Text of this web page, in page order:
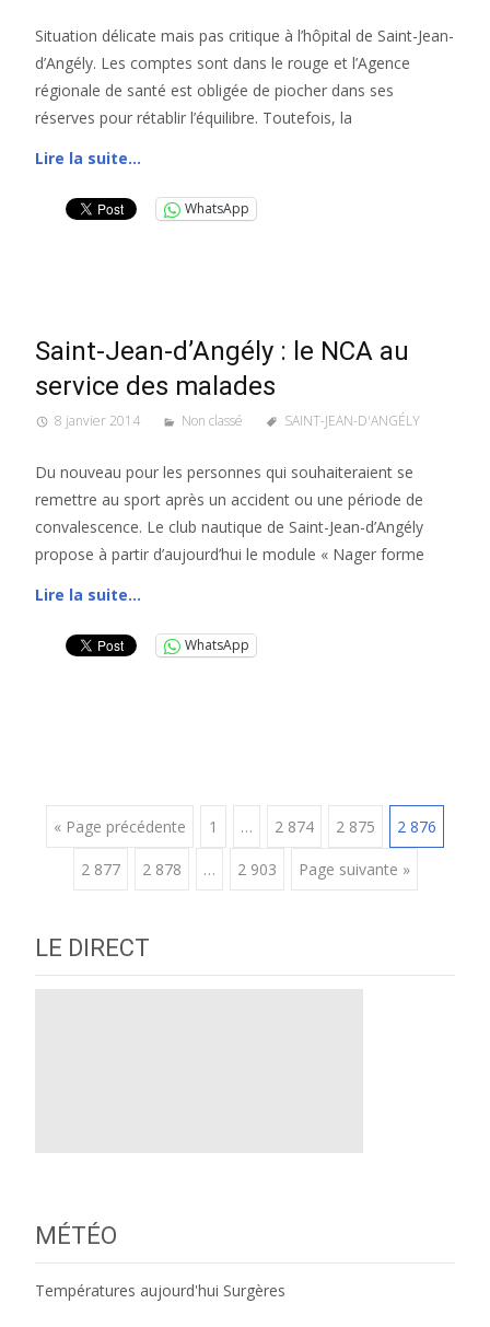
Situation délicate mais pas critique à l’hôpital de Saint-Jean-
d’Angély. Les comptes sont dans le rouge et l’Agence
régionale de santé est obligée de piocher dans ses
réserves pour rétablir l’équilibre. Toutefois, la
Lire la suite…
WhatsApp
Saint-Jean-d’Angély : le NCA au
service des malades
8 janvier 2014 Non classé SAINT-JEAN-D'ANGÉLY
Du nouveau pour les personnes qui souhaiteraient se
remettre au sport après un accident ou une période de
convalescence. Le club nautique de Saint-Jean-d’Angély
propose à partir d’aujourd’hui le module « Nager forme
Lire la suite…
WhatsApp
Posts
navigation
« Page précédente 1 … 2 874 2 875 2 876
2 877 2 878 … 2 903 Page suivante »
LE DIRECT
MÉTÉO
Températures aujourd'hui Surgères